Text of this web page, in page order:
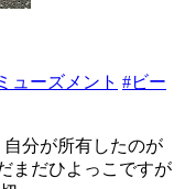
ューズメント #ビー
分が所有したのが
まだひよっこですが